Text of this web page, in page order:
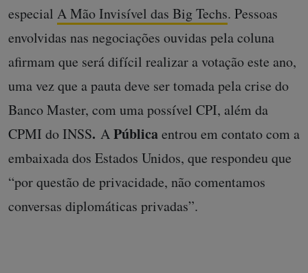
especial A Mão Invisível das Big Techs. Pessoas
envolvidas nas negociações ouvidas pela coluna
afirmam que será difícil realizar a votação este ano,
uma vez que a pauta deve ser tomada pela crise do
Banco Master, com uma possível CPI, além da
CPMI do INSS. APúblicaentrou em contato com a
embaixada dos Estados Unidos, que respondeu que
“por questão de privacidade, não comentamos
conversas diplomáticas privadas”.